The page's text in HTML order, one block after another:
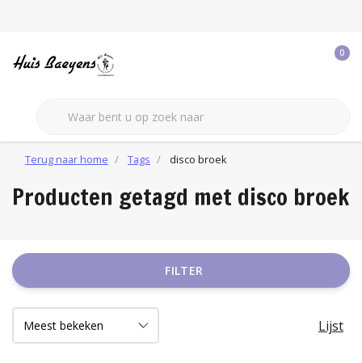
0
Terug naar home Tags disco broek
Producten getagd met disco broek
FILTER
Lijst